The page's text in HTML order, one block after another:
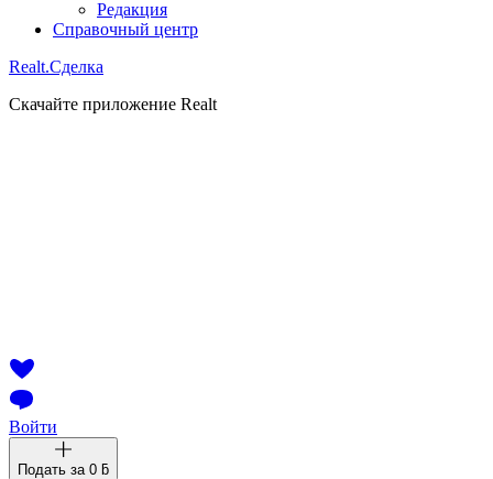
Редакция
Справочный центр
Realt.Сделка
Скачайте приложение Realt
Войти
Подать за 0 ƃ